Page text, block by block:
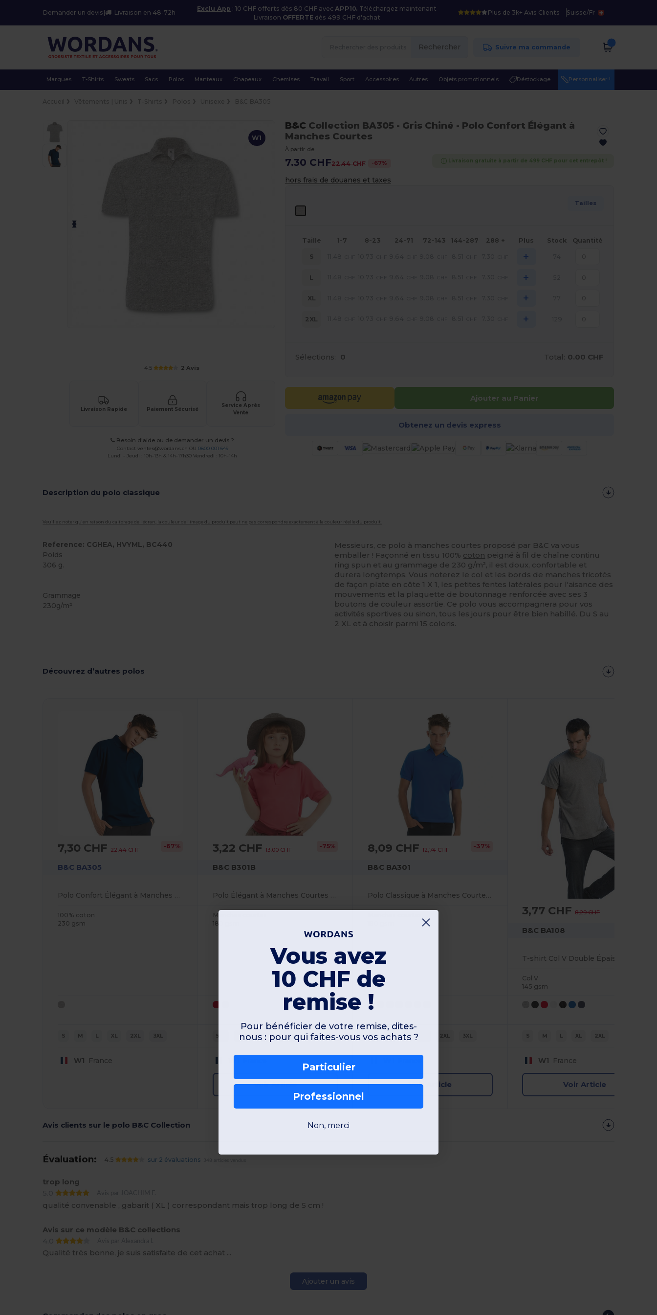
Demander un devis Livraison en 48-72h
Exclu App : 10 CHF offerts dès 80 CHF avecAPP10. Téléchargez maintenant
Livraison OFFERTE dès 499 CHF d'achat
Plus de 3k+ Avis Clients Suisse/Fr
Rechercher Suivre ma commande
Marques T-Shirts Sweats Sacs Polos Manteaux Chapeaux Chemises Travail Sport Accessoires Autres Objets promotionnels Déstockage Personnaliser !
W1
4.5 2 Avis
Livraison Rapide Paiement Sécurisé
Service Après
Vente
Besoin d'aide ou de demander un devis ?
Contact ventes@wordans.ch OU 0800 001 649
Lundi - Jeudi : 10h-13h & 14h-17h30 Vendredi : 10h-14h
B&C Collection BA305 - Gris Chiné - Polo Confort Élégant à
Manches Courtes
À partir de
7.30 CHF22.44 CHF -67% Livraison gratuite à partir de 499 CHF pour cet entrepôt !
hors frais de douanes et taxes
Tailles
Taille 1-7 8-23 24-71 72-143 144-287 288 + Plus Stock Quantité
S +
L +
XL +
2XL +
Sélections: 0 Total: 0.00 CHF
Ajouter au Panier
Obtenez un devis express
Description du polo classique
Veuillez noter qu'en raison du calibrage de l'écran, la couleur de l'image du produit peut ne pas correspondre exactement à la couleur réelle du produit.
Reference: CGHEA, HVYML, BC440
Poids
306 g.
Grammage
230g/m²
Messieurs, ce polo à manches courtes proposé par B&C va vous
emballer ! Façonné en tissu 100% coton peigné à fil de chaîne continu
ring spun et au grammage de 230 g/m², il est doux, confortable et
durera longtemps. Vous noterez le col et les bords de manches tricotés
de façon plate en côte 1 X 1, les petites fentes latérales pour l'aisance des
mouvements et la plaquette de boutonnage renforcée avec ses 3
boutons de couleur assortie. Ce polo vous accompagnera pour vos
activités sportives ou sinon, tous les jours pour être bien habillé. Du S au
2 XL et à choisir parmi 15 coloris.
Découvrez d’autres polos
7,30 CHF22,44 CHF -67%
B&C BA305
Polo Confort Élégant à Manches Courtes
100% coton
230 gsm
S M L XL 2XL 3XL
W1 France
3,22 CHF 13,00 CHF -75%
B&C B301B
Polo Élégant à Manches Courtes Safran
Manches courtes
180 gsm
5/6 7/8 9/11 12/14
Voir Article
8,09 CHF12,74 CHF -37%
B&C BA301
Polo Classique à Manches Courtes Élégant
S M L 2XL 3XL
Voir Article
3,77 CHF8,29 CHF
B&C BA108
Col V
145 gsm
S M L XL 2XL
W1 France
Voir Article
Avis clients sur le polo B&C Collection
Évaluation: 4.5 sur 2 évaluations
trop long
5.0
qualité convenable , gabarit ( XL ) correspondant mais trop long de 5 cm !
Avis sur ce modèle B&C collections
4.0
Qualité très bonne, je suis satisfaite de cet achat ...
Ajouter un avis
Vous avez
10 CHF de
remise !
Pour bénéficier de votre remise, dites-
nous : pour qui faites-vous vos achats ?
Particulier
Professionnel
Non, merci